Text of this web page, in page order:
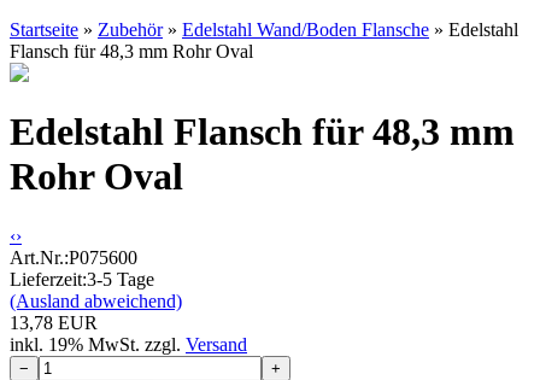
Startseite » Zubehör» Edelstahl Wand/Boden Flansche » Edelstahl
Flansch für 48,3 mm Rohr Oval
13,78
EUR
Edelstahl Flansch für 48,3 mm
Rohr Oval
‹›
Art.Nr.:P075600
Lieferzeit:3-5 Tage
(Ausland abweichend)
13,78 EUR
inkl. 19% MwSt. zzgl. Versand
− +